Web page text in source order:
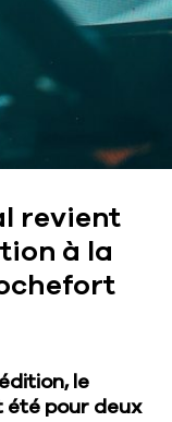
revient
à la
le
été pour deux